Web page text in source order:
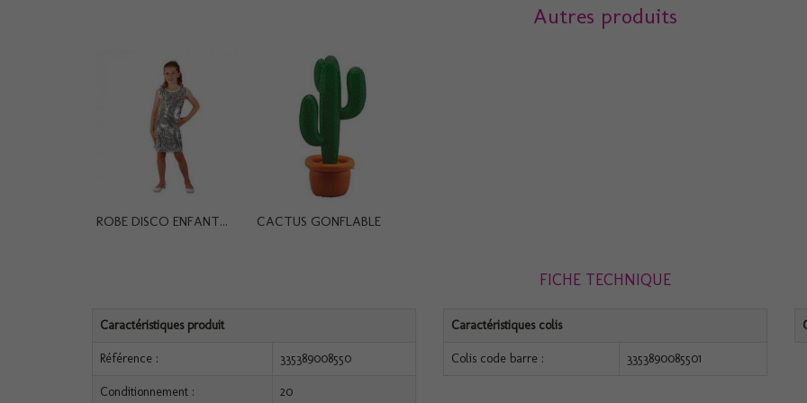
Autres produits
ROBE DISCO ENFANT... CACTUS GONFLABLE
FICHE TECHNIQUE
Caractéristiques produit
Référence : 335389008550
Conditionnement : 20
Caractéristiques colis
Colis code barre : 3353890085501